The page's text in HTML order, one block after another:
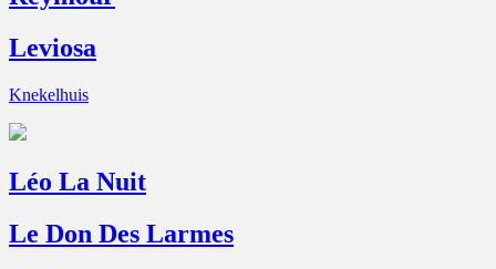
Leviosa
Knekelhuis
Léo La Nuit
Le Don Des Larmes